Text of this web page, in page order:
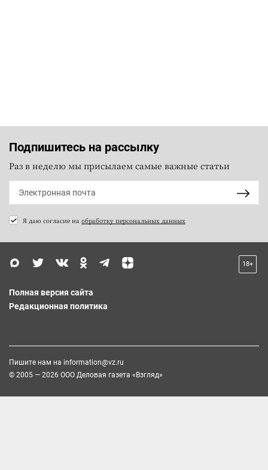
Подпишитесь на рассылку
Раз в неделю мы присылаем самые важные статьи
Я даю согласие на обработку персональных данных
18+
Полная версия сайта
Редакционная политика
Пишите нам на information@vz.ru
© 2005 — 2026 ООО Деловая газета «Взгляд»